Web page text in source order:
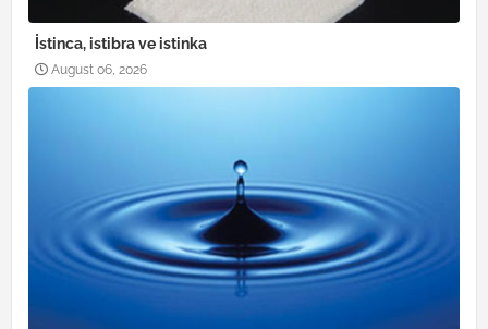
İstinca, istibra ve istinka
August 06, 2026